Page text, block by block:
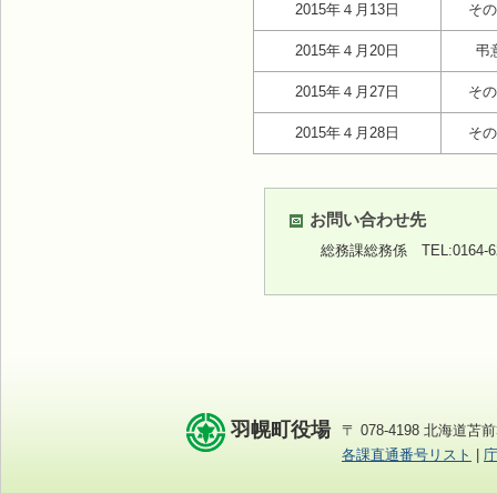
2015年４月13日 そ
2015年４月20日 弔
2015年４月27日 そ
2015年４月28日 そ
お問い合わせ先
総務課総務係 TEL:0164-
羽幌町役場
〒 078-4198 北海道苫
各課直通番号リスト